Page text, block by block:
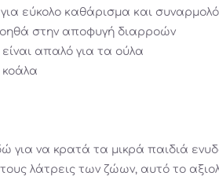
εύκολο καθάρισμα και
στην αποφυγή διαρροών
είναι απαλό για τα ούλα
κοάλα
για να κρατά τα μικρά παιδιά
λάτρεις των ζώων, αυτό το